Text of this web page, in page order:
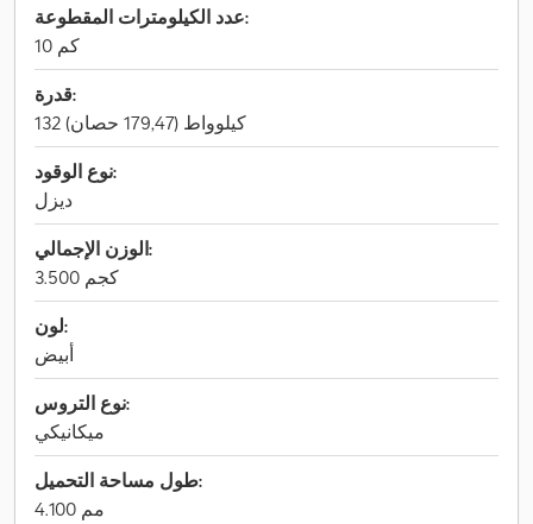
عدد الكيلومترات المقطوعة:
10 كم
قدرة:
132 كيلوواط (179,47 حصان)
نوع الوقود:
ديزل
الوزن الإجمالي:
3.500 كجم
لون:
أبيض
نوع التروس:
ميكانيكي
طول مساحة التحميل:
4.100 مم